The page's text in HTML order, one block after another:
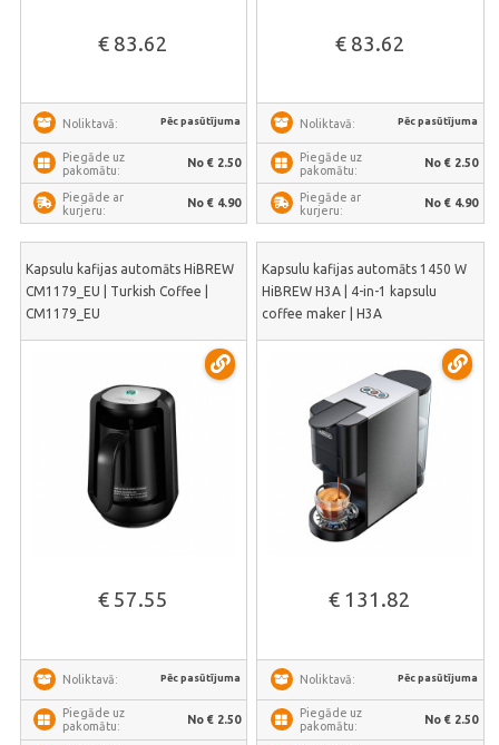
€ 83.62
Noliktavā: Pēc pasūtījuma
Piegāde uz
pakomātu:
No € 2.50
Piegāde ar
kurjeru:
No € 4.90
€ 83.62
Noliktavā: Pēc pasūtījuma
Piegāde uz
pakomātu:
No € 2.50
Piegāde ar
kurjeru:
No € 4.90
Kapsulu kafijas automāts HiBREW
CM1179_EU | Turkish Coffee |
CM1179_EU
€ 57.55
Noliktavā: Pēc pasūtījuma
Piegāde uz
pakomātu:
No € 2.50
Kapsulu kafijas automāts 1450 W
HiBREW H3A | 4-in-1 kapsulu
coffee maker | H3A
€ 131.82
Noliktavā: Pēc pasūtījuma
Piegāde uz
pakomātu:
No € 2.50